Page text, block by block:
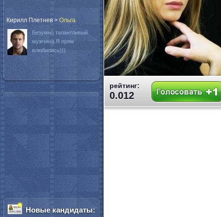
рейтинг:
0.012
Кирилл Плетнев > Oльга
Безумно талантливый
мужчина.Я прям
влюбилась)))
Новые кандидаты: